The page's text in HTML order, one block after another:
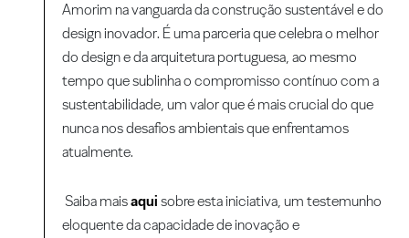
Amorim na vanguarda da construção sustentável e do
design inovador. É uma parceria que celebra o melhor
do design e da arquitetura portuguesa, ao mesmo
tempo que sublinha o compromisso contínuo com a
sustentabilidade, um valor que é mais crucial do que
nunca nos desafios ambientais que enfrentamos
atualmente.
Saiba maisaquisobre esta iniciativa, um testemunho
eloquente da capacidade de inovação e